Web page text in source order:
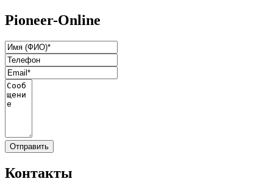
Pioneer-Online
Контакты